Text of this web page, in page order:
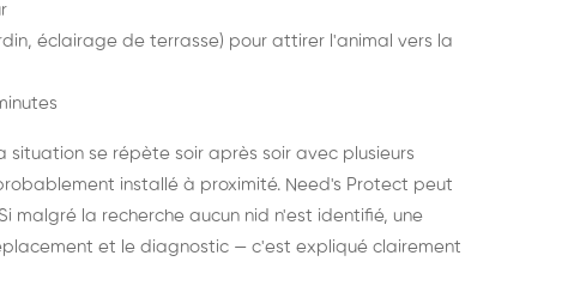
éclairage de terrasse) pour attirer l'animal vers la
situation se répète soir après soir avec plusieurs
installé à proximité. Need's Protect peut
malgré la recherche aucun nid n'est identifié, une
et le diagnostic — c'est expliqué clairement